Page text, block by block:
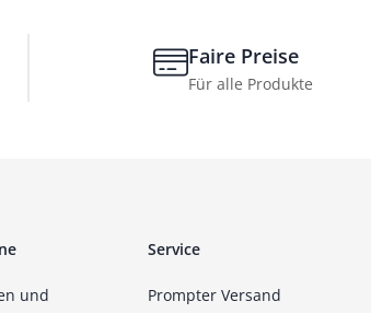
Faire Preise
Für alle Produkte
und
Service
Prompter Versand